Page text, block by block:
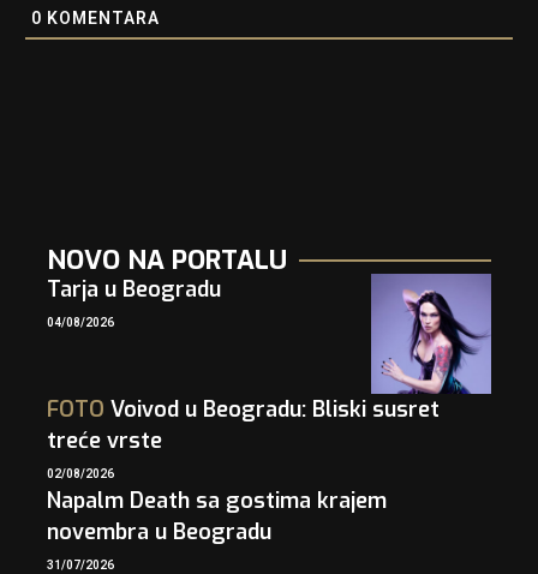
0 KOMENTARA
NOVO NA PORTALU
Tarja u Beogradu
04/08/2026
FOTO Voivod u Beogradu: Bliski susret
treće vrste
02/08/2026
Napalm Death sa gostima krajem
novembra u Beogradu
31/07/2026